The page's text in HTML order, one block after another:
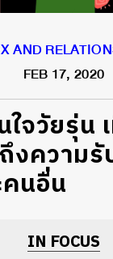
AND
FEB 17, 2020
ใจวัยรุ่น
งความ
คนอื่น
IN FOCUS